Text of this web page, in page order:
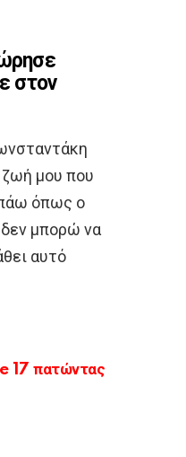
στον
μου που
όπως ο
δεν μπορώ να
αυτό
17 πατώντας